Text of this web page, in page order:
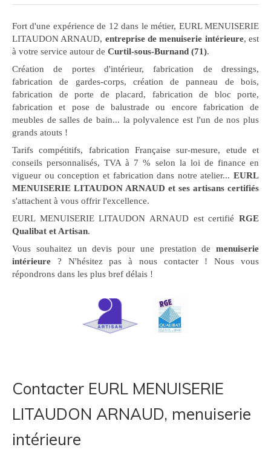
Fort d'une expérience de 12 dans le métier, EURL MENUISERIE
LITAUDON ARNAUD, entreprise de menuiserie intérieure, est
à votre service autour de Curtil-sous-Burnand (71).
Création de portes d'intérieur, fabrication de dressings,
fabrication de gardes-corps, création de panneau de bois,
fabrication de porte de placard, fabrication de bloc porte,
fabrication et pose de balustrade ou encore fabrication de
meubles de salles de bain... la polyvalence est l'un de nos plus
grands atouts !
Tarifs compétitifs, fabrication Française sur-mesure, etude et
conseils personnalisés, TVA à 7 % selon la loi de finance en
vigueur ou conception et fabrication dans notre atelier... EURL
MENUISERIE LITAUDON ARNAUD et ses artisans certifiés
s'attachent à vous offrir l'excellence.
EURL MENUISERIE LITAUDON ARNAUD est certifié RGE
Qualibat et Artisan.
Vous souhaitez un devis pour une prestation de menuiserie
intérieure ? N'hésitez pas à nous contacter ! Nous vous
répondrons dans les plus bref délais !
Contacter EURL MENUISERIE
LITAUDON ARNAUD, menuiserie
intérieure